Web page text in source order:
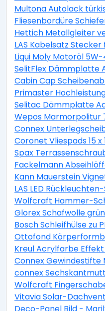
Multona Autolack
Fliesenbordüre
Hettich Metallgleiter
LAS Kabelsatz
Liqui Moly Motoröl
SelitFlex Dämmplatte
Cabin Cap
Primaster
Selitac Dämmplatte
Wepos Marmorpolitur
Connex
Coronet Vliespads 15 x
Spax
Fackelmann
Kann Mauerstein
LAS LED Rückleuchten-
Wolfcraft Hammer-
Glorex Schafwolle
Bosch Schleifhülse zu
Ottofond
Kreul Acrylfarbe
Connex Gewindestifte
connex
Wolfcraft
Vitavia Solar-